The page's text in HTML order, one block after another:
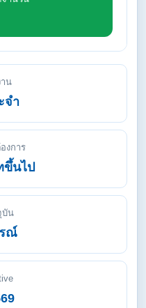
น
จำ
งการ
ขึ้นไป
บัน
ณ์